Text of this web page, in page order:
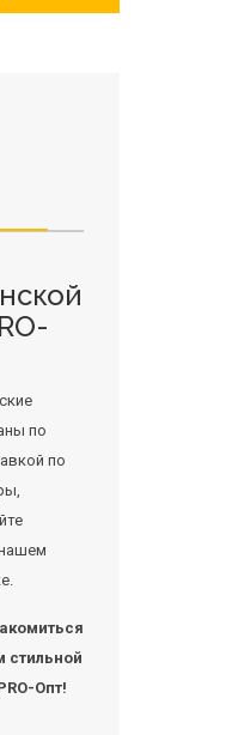
по
по
стильной
Опт!